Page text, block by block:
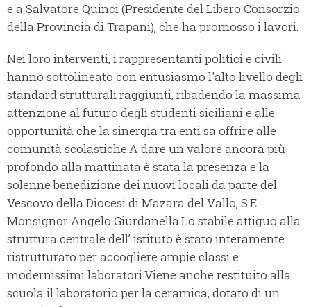
e a Salvatore Quinci (Presidente del Libero Consorzio
della Provincia di Trapani), che ha promosso i lavori.
Nei loro interventi, i rappresentanti politici e civili
hanno sottolineato con entusiasmo l'alto livello degli
standard strutturali raggiunti, ribadendo la massima
attenzione al futuro degli studenti siciliani e alle
opportunità che la sinergia tra enti sa offrire alle
comunità scolastiche.A dare un valore ancora più
profondo alla mattinata è stata la presenza e la
solenne benedizione dei nuovi locali da parte del
Vescovo della Diocesi di Mazara del Vallo, S.E.
Monsignor Angelo Giurdanella.Lo stabile attiguo alla
struttura centrale dell’ istituto è stato interamente
ristrutturato per accogliere ampie classi e
modernissimi laboratori.Viene anche restituito alla
scuola il laboratorio per la ceramica, dotato di un